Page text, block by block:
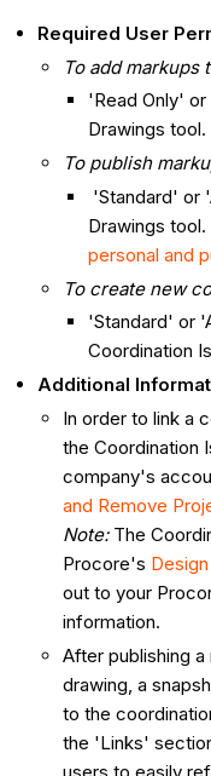
Required User
To add markups
'Read Only'
Drawings tool.
To publish
'Standard' or
Drawings
personal and
To create new
'Standard' or
Coordination
Additional
In order to link a
the Coordination
company's
and Remove
Note:The
Procore's
out to your
information.
After publishing
drawing, a
to the
the 'Links'